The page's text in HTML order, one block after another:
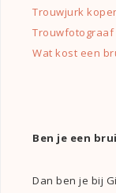
Trouwjurk
Trouwfotograaf
Wat kost een
Ben je een
Dan ben je bij